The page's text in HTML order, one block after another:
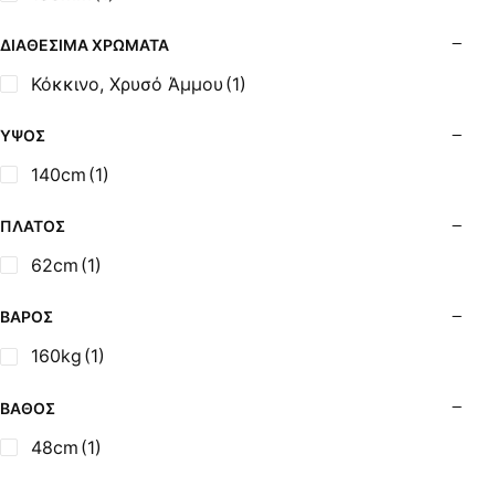
Σόμπες Ξύλου από Ατσάλι με Φούρνο
Σόμπες Πετρελαίου (Alfatherm)
Σόμπες Πετρελαίου (Assos)
Σόμπες Πετρελαίου (StarStoves)
Σόμπες Πετρελαίου (ΟΒΕΛ)
Σόμπες Πετρελαίου Αερόθερμες (Agorastos)
Σόμπες Υγραερίου
Σούβλες - Εργαλεία Ψησίματος BBQ
Σωλήνες (Μπουριά), Εξαρτήματα Σόμπας
Τζάκια - Εστίες
Ψησταριές
ΔΙΑΘΈΣΙΜΑ ΧΡΏΜΑΤΑ
Κόκκινο, Χρυσό Άμμου (1)
ΎΨΟΣ
140cm (1)
ΠΛΆΤΟΣ
62cm (1)
ΒΆΡΟΣ
160kg (1)
ΒΆΘΟΣ
48cm (1)